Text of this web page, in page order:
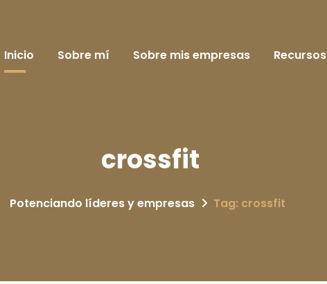
Inicio Sobre mí Sobre mis empresas Recursos
crossfit
Potenciando líderes y empresas Tag: crossfit